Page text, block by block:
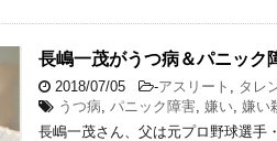
長嶋一茂がうつ病＆パニック
2018/07/05 -アスリート タレ
うつ病
パニック障害 嫌い 嫌い
長嶋一茂さん、父は元プロ野球選手